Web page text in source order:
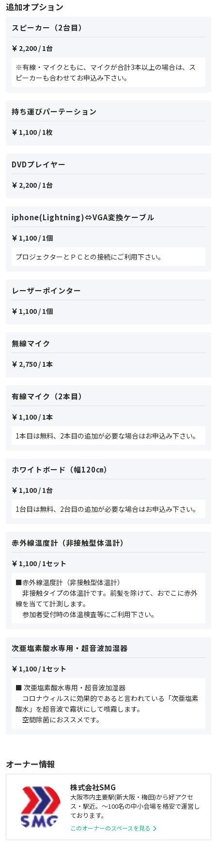
追加オプション
スピーカー（2台目）
2,200 / 1台
※有線・マイクともに、マイクが合計3本以上の場合は、ス
ピーカーも合わせてお申込み下さい。
持ち運びパーテーション
1,100 / 1枚
DVDプレイヤー
2,200 / 1台
iphone(Lightning)⇔VGA変換ケーブル
1,100 / 1個
プロジェクターとＰＣとの接続にご利用下さい。
レーザーポインター
1,100 / 1個
無線マイク
2,750 / 1本
有線マイク（2本目）
1,100 / 1本
1本目は無料、2本目の追加が必要な場合はお申込み下さい。
ホワイトボード（幅120㎝）
1,100 / 1台
1台目は無料、2台目の追加が必要な場合はお申込み下さい。
赤外線温度計（非接触型体温計）
1,100 / 1セット
■赤外線温度計（非接触型体温計）
非接触タイプの体温計です。前髪を除けて、おでこに赤外
線を当てて計測します。
参加者受付時の体温検査等にご利用下さい。
次亜塩素酸水専用・超音波加湿器
1,100 / 1セット
■ 次亜塩素酸水専用・超音波加湿器
コロナウィルスに効果的であると言われている「次亜塩素
酸水」を超音波で霧状にして噴霧します。
空間除菌におススメです。
オーナー情報
株式会社SMG
大阪市内主要駅(新大阪・梅田)から好アクセ
ス・駅近。～100名の中小会場を格安で運営し
ております。
このオーナーのスペースを見る